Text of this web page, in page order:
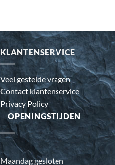
KLANTENSERVICE
Veel gestelde vragen
Contact klantenservice
Privacy Policy
OPENINGSTIJDEN
Maandag gesloten